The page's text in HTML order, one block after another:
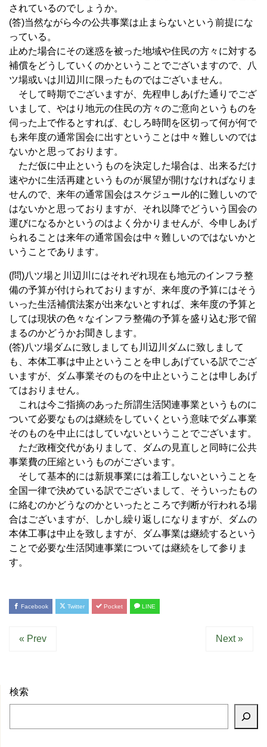
されているのでしょうか。
(答)当然ながら今の公共事業は止まらないという前提にな
っている。
止めた場合にその迷惑を被った地域や住民の方々に対する
補償をどうしていくのかということでございますので、八
ツ場或いは川辺川に限ったものではございません。
そして時期でございますが、先程申しあげた通りでござ
いまして、やはり地元の住民の方々のご意向というものを
伺った上で作るとすれば、むしろ時間を区切って何が何で
も来年度の通常国会に出すということは中々難しいのでは
ないかと思っております。
ただ仮に中止というものを決定した場合は、出来るだけ
速やかに生活再建というものが展望が開けなければなりま
せんので、来年の通常国会はスケジュール的に難しいので
はないかと思っておりますが、それ以降でどういう国会の
運びになるかというのはよく分かりませんが、今申しあげ
られることは来年の通常国会は中々難しいのではないかと
いうことであります。
(問)八ツ場と川辺川にはそれぞれ現在も地元のインフラ整
備の予算が付けられておりますが、来年度の予算にはそう
いった生活補償法案が出来ないとすれば、来年度の予算と
しては現状の色々なインフラ整備の予算を盛り込む形で留
まるのかどうかお聞きします。
(答)八ツ場ダムに致しましても川辺川ダムに致しまして
も、本体工事は中止ということを申しあげている訳でござ
いますが、ダム事業そのものを中止ということは申しあげ
てはおりません。
これは今ご指摘のあった所謂生活関連事業というものに
ついて必要なものは継続をしていくという意味でダム事業
そのものを中止にはしていないということでございます。
ただ政権交代がありまして、ダムの見直しと同時に公共
事業費の圧縮というものがございます。
そして基本的には新規事業には着工しないということを
全国一律で決めている訳でございまして、そういったもの
に絡むのかどうなのかといったところで判断が行われる場
合はございますが、しかし繰り返しになりますが、ダムの
本体工事は中止を致しますが、ダム事業は継続するという
ことで必要な生活関連事業については継続をして参りま
す。
Facebook Twitter Pocket LINE
« Prev Next »
検索